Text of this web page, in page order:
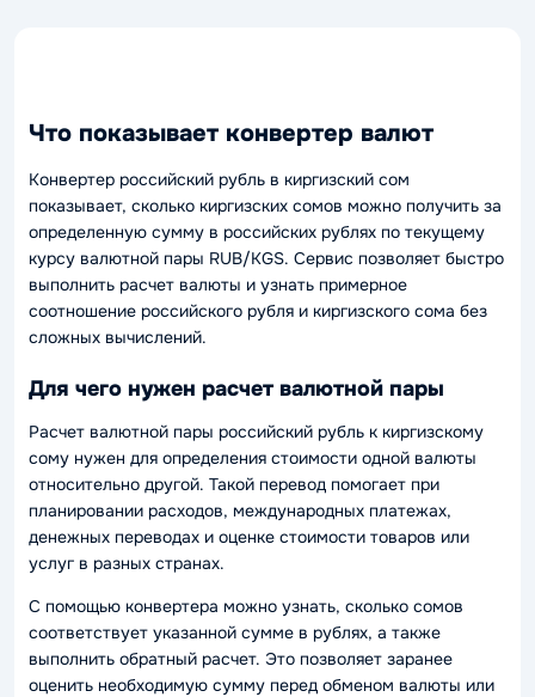
Что показывает конвертер валют
Конвертер российский рубль в киргизский сом
показывает, сколько киргизских сомов можно получить за
определенную сумму в российских рублях по текущему
курсу валютной пары RUB/KGS. Сервис позволяет быстро
выполнить расчет валюты и узнать примерное
соотношение российского рубля и киргизского сома без
сложных вычислений.
Для чего нужен расчет валютной пары
Расчет валютной пары российский рубль к киргизскому
сому нужен для определения стоимости одной валюты
относительно другой. Такой перевод помогает при
планировании расходов, международных платежах,
денежных переводах и оценке стоимости товаров или
услуг в разных странах.
С помощью конвертера можно узнать, сколько сомов
соответствует указанной сумме в рублях, а также
выполнить обратный расчет. Это позволяет заранее
оценить необходимую сумму перед обменом валюты или